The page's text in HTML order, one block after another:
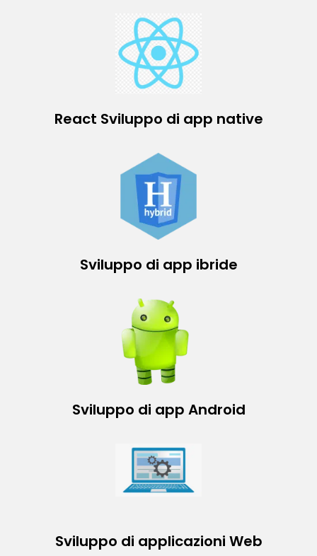
React Sviluppo di app native
Sviluppo di app ibride
Sviluppo di app Android
Sviluppo di applicazioni Web